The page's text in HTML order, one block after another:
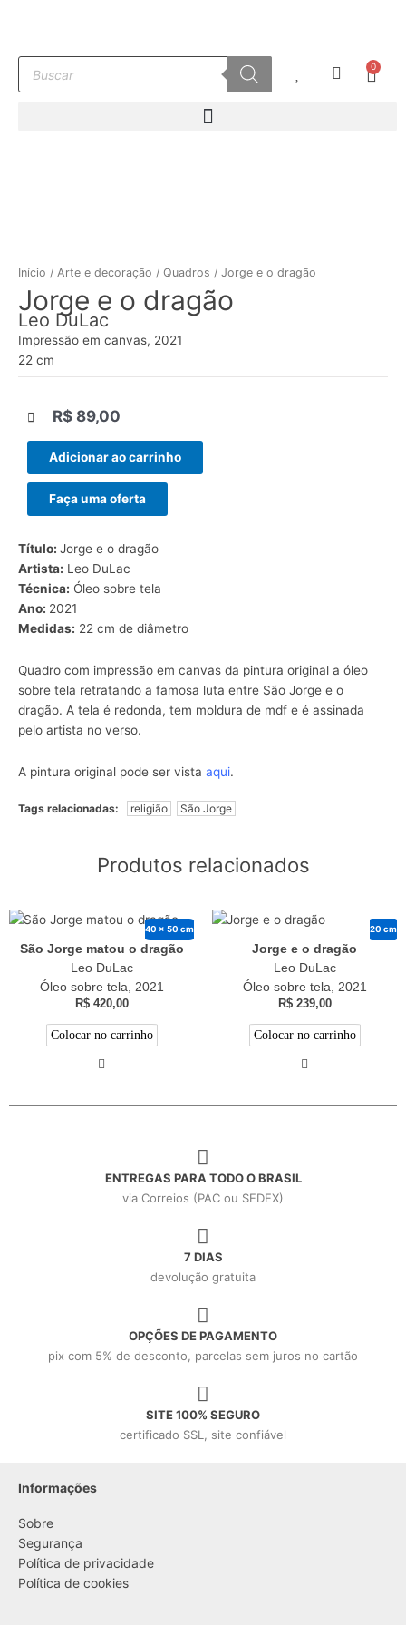
conteúdo
Pesquisar
produtos
0
Início / Arte e decoração / Quadros / Jorge e o dragão
Jorge e o dragão
Leo DuLac
Impressão em canvas, 2021
22 cm
R$ 89,00
Adicionar ao carrinho
Faça uma oferta
Título: Jorge e o dragão
Artista: Leo DuLac
Técnica: Óleo sobre tela
Ano: 2021
Medidas: 22 cm de diâmetro
Quadro com impressão em canvas da pintura original a óleo
sobre tela retratando a famosa luta entre São Jorge e o
dragão. A tela é redonda, tem moldura de mdf e é assinada
pelo artista no verso.
A pintura original pode ser vista aqui.
Tags relacionadas: religião São Jorge
Produtos relacionados
40 x 50 cm
São Jorge matou o dragão
Leo DuLac
Óleo sobre tela, 2021
R$420,00
Colocar no carrinho
20 cm
Jorge e o dragão
Leo DuLac
Óleo sobre tela, 2021
R$239,00
Colocar no carrinho
ENTREGAS PARA TODO O BRASIL
via Correios (PAC ou SEDEX)
7 DIAS
devolução gratuita
OPÇÕES DE PAGAMENTO
pix com 5% de desconto, parcelas sem juros no cartão
SITE 100% SEGURO
certificado SSL, site confiável
Informações
Sobre
Segurança
Política de privacidade
Política de cookies